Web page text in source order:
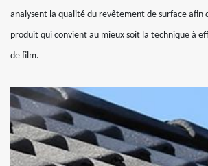
analysent la qualité du revêtement de surface afin
produit qui convient au mieux soit la technique à
de film.